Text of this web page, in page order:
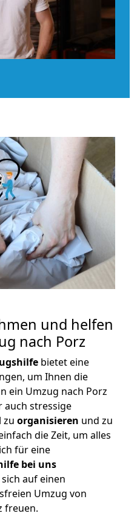
und helfen
nach Porz
bietet eine
um Ihnen die
ein Umzug nach Porz
auch stressige
zu organisieren und zu
die Zeit, um alles
für eine
bei uns
auf einen
Umzug von
freuen.